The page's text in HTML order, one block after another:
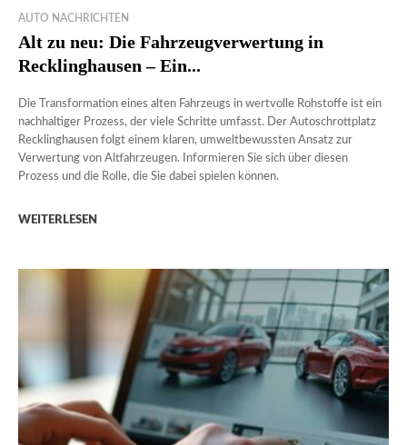
AUTO NACHRICHTEN
Alt zu neu: Die Fahrzeugverwertung in
Recklinghausen – Ein...
Die Transformation eines alten Fahrzeugs in wertvolle Rohstoffe ist ein
nachhaltiger Prozess, der viele Schritte umfasst. Der Autoschrottplatz
Recklinghausen folgt einem klaren, umweltbewussten Ansatz zur
Verwertung von Altfahrzeugen. Informieren Sie sich über diesen
Prozess und die Rolle, die Sie dabei spielen können.
WEITERLESEN